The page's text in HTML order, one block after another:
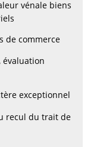
vénale biens
de commerce
évaluation
exceptionnel
recul du trait de